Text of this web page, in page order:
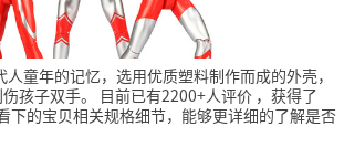
童年的记忆，选用优质塑料制作而成的外壳，
孩子双手。
目前已有2200+人评价 ，获得了
下的宝贝相关规格细节，能够更详细的了解是否